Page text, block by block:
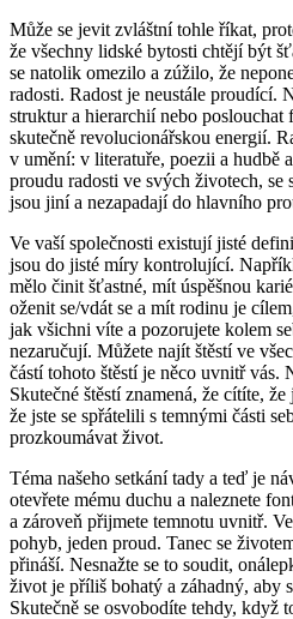
Může se jevit zvláštní tohle říkat,
že všechny lidské bytosti chtějí být
se natolik omezilo a zúžilo, že
radosti. Radost je neustále proudící.
struktur a hierarchií nebo poslouchat
skutečně revolucionářskou energií.
v umění: v literatuře, poezii a hudbě
proudu radosti ve svých životech, se
jsou jiní a nezapadají do hlavního
Ve vaší společnosti existují jisté
jsou do jisté míry kontrolující.
mělo činit šťastné, mít úspěšnou
oženit se/vdát se a mít rodinu je
jak všichni víte a pozorujete kolem
nezaručují. Můžete najít štěstí ve
částí tohoto štěstí je něco uvnitř vás.
Skutečné štěstí znamená, že cítíte,
že jste se spřátelili s temnými části
prozkoumávat život.
Téma našeho setkání tady a teď je
otevřete mému duchu a naleznete
a zároveň přijmete temnotu uvnitř.
pohyb, jeden proud. Tanec se
přináší. Nesnažte se to soudit,
život je příliš bohatý a záhadný, aby
Skutečně se osvobodíte tehdy, když